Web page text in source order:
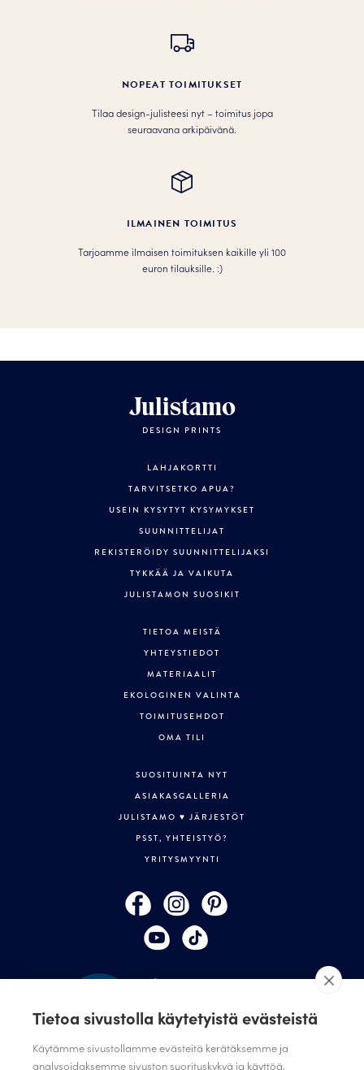
NOPEAT TOIMITUKSET
Tilaa design-julisteesi nyt – toimitus jopa
seuraavana arkipäivänä.
ILMAINEN TOIMITUS
Tarjoamme ilmaisen toimituksen kaikille yli 100
euron tilauksille. :­­)
Julistamo
DESIGN PRINTS
LAHJAKORTTI
TARVITSETKO APUA?
USEIN KYSYTYT KYSYMYKSET
SUUNNITTELIJAT
REKISTERÖIDY SUUNNITTELIJAKSI
TYKKÄÄ JA VAIKUTA
JULISTAMON SUOSIKIT
TIETOA MEISTÄ
YHTEYSTIEDOT
MATERIAALIT
EKOLOGINEN VALINTA
TOIMITUSEHDOT
OMA TILI
SUOSITUINTA NYT
ASIAKASGALLERIA
JULISTAMO ♥ JÄRJESTÖT
PSST, YHTEISTYÖ?
YRITYSMYYNTI
Tietoa sivustolla käytetyistä evästeistä
Käytämme sivustollamme evästeitä kerätäksemme ja
analysoidaksemme sivuston suorituskykyä ja käyttöä,